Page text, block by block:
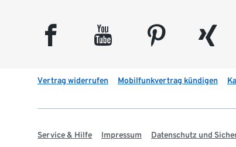
facebook youtube pinterest xing
Vertrag widerrufen Mobilfunkvertrag kündigen
Service & Hilfe Impressum Datenschutz und